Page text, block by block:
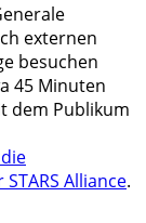
externen
besuchen
45 Minuten
dem Publikum
Alliance.